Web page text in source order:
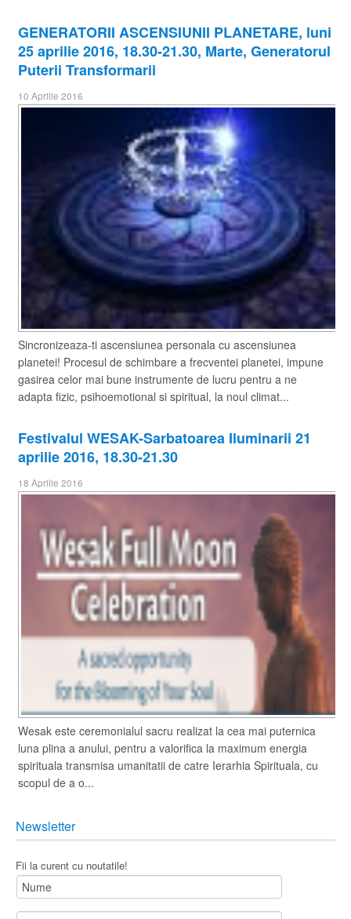
​GENERATORII ASCENSIUNII PLANETARE, luni
25 aprilie 2016, 18.30-21.30, Marte, Generatorul
Puterii Transformarii
10 Aprilie 2016
Sincronizeaza-ti ascensiunea personala cu ascensiunea
planetei! Procesul de schimbare a frecventei planetei, impune
gasirea celor mai bune instrumente de lucru pentru a ne
adapta fizic, psihoemotional si spiritual, la noul climat...
Festivalul WESAK-Sarbatoarea Iluminarii 21
aprilie 2016, 18.30-21.30
18 Aprilie 2016
Wesak este ceremonialul sacru realizat la cea mai puternica
luna plina a anului, pentru a valorifica la maximum energia
spirituala transmisa umanitatii de catre Ierarhia Spirituala, cu
scopul de a o...
Newsletter
Fii la curent cu noutatile!